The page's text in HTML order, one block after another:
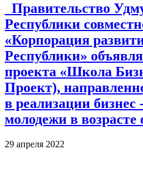
Правительство
Республики
«Корпорация
Республики»
проекта «Школа
Проект),
в реализации бизнес
молодежи в возрасте
29 апреля 2022